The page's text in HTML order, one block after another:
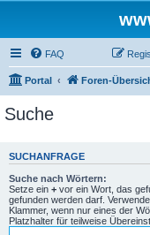
FAQ
Portal Foren-
Suche
SUCHANFRAGE
Suche nach Wörtern:
Setze ein + vor ein Wort, das
gefunden werden darf.
Klammer, wenn nur eines der
Platzhalter für teilweise